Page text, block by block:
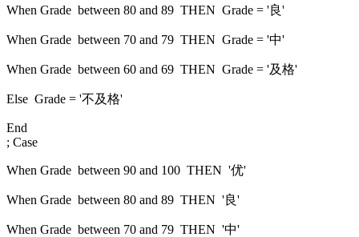
When Grade between 80 and 89 THEN Grade = '良'
When Grade between 70 and 79 THEN Grade = '中'
When Grade between 60 and 69 THEN Grade = '及格'
Else Grade = '不及格'
End
; Case
When Grade between 90 and 100 THEN '优'
When Grade between 80 and 89 THEN '良'
When Grade between 70 and 79 THEN '中'